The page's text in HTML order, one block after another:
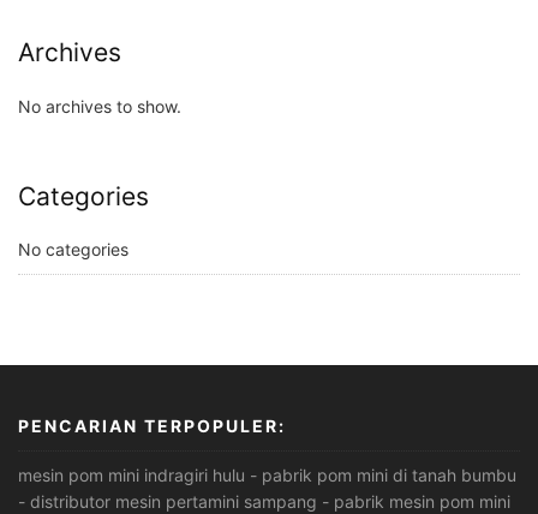
Archives
No archives to show.
Categories
No categories
PENCARIAN TERPOPULER:
mesin pom mini indragiri hulu - pabrik pom mini di tanah bumbu
- distributor mesin pertamini sampang - pabrik mesin pom mini